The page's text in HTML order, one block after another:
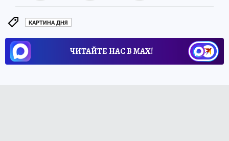
КАРТИНА ДНЯ
ЧИТАЙТЕ НАС В МАХ!